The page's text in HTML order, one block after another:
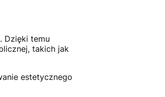
Dzięki temu
takich jak
estetycznego